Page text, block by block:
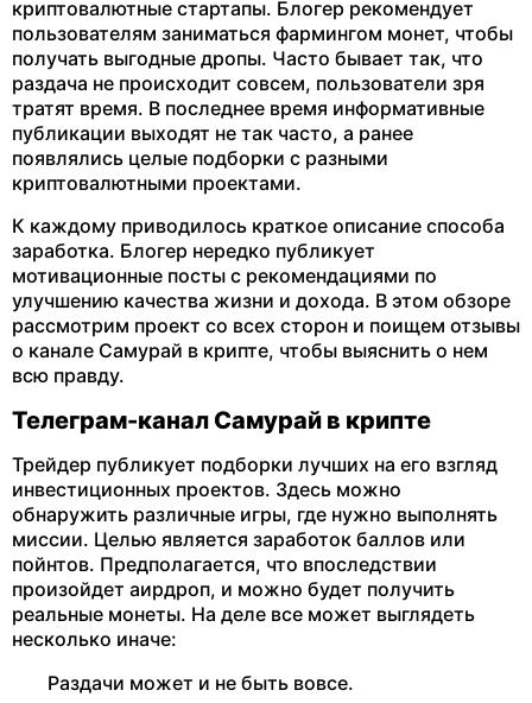
криптовалютные стартапы. Блогер рекомендует
пользователям заниматься фармингом монет, чтобы
получать выгодные дропы. Часто бывает так, что
раздача не происходит совсем, пользователи зря
тратят время. В последнее время информативные
публикации выходят не так часто, а ранее
появлялись целые подборки с разными
криптовалютными проектами.
К каждому приводилось краткое описание способа
заработка. Блогер нередко публикует
мотивационные посты с рекомендациями по
улучшению качества жизни и дохода. В этом обзоре
рассмотрим проект со всех сторон и поищем отзывы
о канале Самурай в крипте, чтобы выяснить о нем
всю правду.
Телеграм-канал Самурай в крипте
Трейдер публикует подборки лучших на его взгляд
инвестиционных проектов. Здесь можно
обнаружить различные игры, где нужно выполнять
миссии. Целью является заработок баллов или
пойнтов. Предполагается, что впоследствии
произойдет аирдроп, и можно будет получить
реальные монеты. На деле все может выглядеть
несколько иначе:
Раздачи может и не быть вовсе.